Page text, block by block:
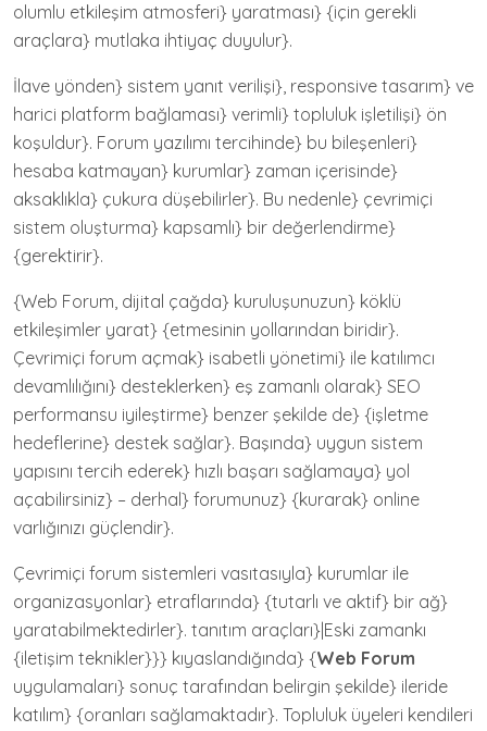
olumlu etkileşim atmosferi} yaratması} {için gerekli
araçlara} mutlaka ihtiyaç duyulur}.
İlave yönden} sistem yanıt verilişi}, responsive tasarım} ve
harici platform bağlaması} verimli} topluluk işletilişi} ön
koşuldur}. Forum yazılımı tercihinde} bu bileşenleri}
hesaba katmayan} kurumlar} zaman içerisinde}
aksaklıkla} çukura düşebilirler}. Bu nedenle} çevrimiçi
sistem oluşturma} kapsamlı} bir değerlendirme}
{gerektirir}.
{Web Forum, dijital çağda} kuruluşunuzun} köklü
etkileşimler yarat} {etmesinin yollarından biridir}.
Çevrimiçi forum açmak} isabetli yönetimi} ile katılımcı
devamlılığını} desteklerken} eş zamanlı olarak} SEO
performansu iyileştirme} benzer şekilde de} {işletme
hedeflerine} destek sağlar}. Başında} uygun sistem
yapısını tercih ederek} hızlı başarı sağlamaya} yol
açabilirsiniz} – derhal} forumunuz} {kurarak} online
varlığınızı güçlendir}.
Çevrimiçi forum sistemleri vasıtasıyla} kurumlar ile
organizasyonlar} etraflarında} {tutarlı ve aktif} bir ağ}
yaratabilmektedirler}. tanıtım araçları}|Eski zamankı
{iletişim teknikler}}} kıyaslandığında} {Web Forum
uygulamaları} sonuç tarafından belirgin şekilde} ileride
katılım} {oranları sağlamaktadır}. Topluluk üyeleri kendileri